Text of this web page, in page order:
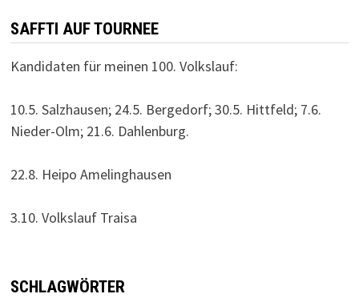
SAFFTI AUF TOURNEE
Kandidaten für meinen 100. Volkslauf:
10.5. Salzhausen; 24.5. Bergedorf; 30.5. Hittfeld; 7.6.
Nieder-Olm; 21.6. Dahlenburg.
22.8. Heipo Amelinghausen
3.10. Volkslauf Traisa
SCHLAGWÖRTER